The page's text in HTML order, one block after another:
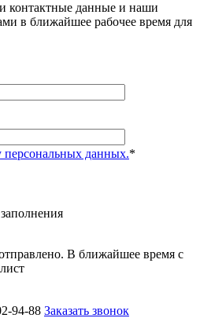
контактные данные и наши
в ближайшее рабочее время для
персональных данных.*
В ближайшее время с
94-88 Заказать звонок